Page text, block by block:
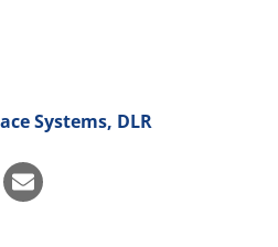
Systems, DLR